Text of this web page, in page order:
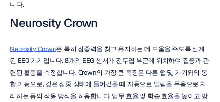
니다.
Neurosity Crown
Neurosity Crown은 특히 집중력을 찾고 유지하는 데 도움을 주도록 설계
된 EEG 기기입니다. 8개의 EEG 센서가 전두엽 부근에 위치하여 집중과 관
련된 활동을 측정합니다. Crown의 가장 큰 특징은 다른 앱 및 기기와의 통
합 기능으로, 깊은 집중 상태에 들어갔을 때 자동으로 알림을 무음으로 처
리하는 등의 작동 방식을 허용합니다. 업무 효율 및 학습 효율을 높이고 방